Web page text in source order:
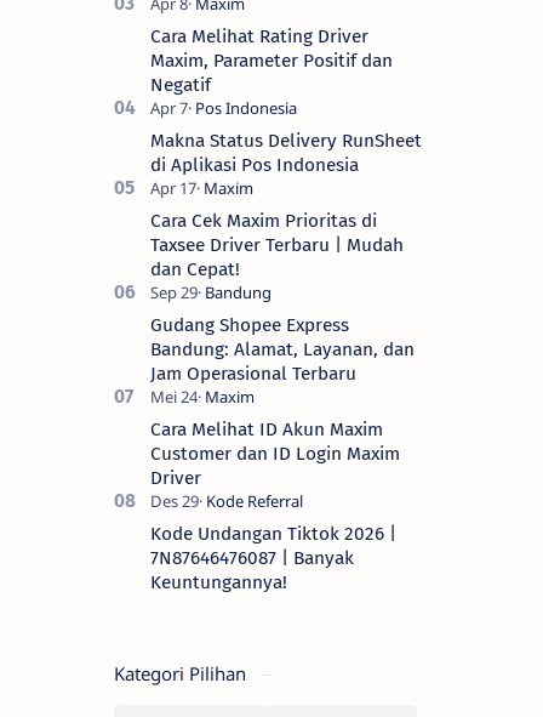
Cara Melihat Rating Driver
Maxim, Parameter Positif dan
Negatif
Makna Status Delivery RunSheet
di Aplikasi Pos Indonesia
Cara Cek Maxim Prioritas di
Taxsee Driver Terbaru | Mudah
dan Cepat!
Gudang Shopee Express
Bandung: Alamat, Layanan, dan
Jam Operasional Terbaru
Cara Melihat ID Akun Maxim
Customer dan ID Login Maxim
Driver
Kode Undangan Tiktok 2026 |
7N87646476087 | Banyak
Keuntungannya!
Kategori Pilihan